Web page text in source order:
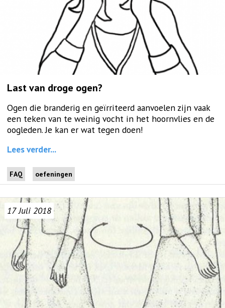
Last van droge ogen?
Ogen die branderig en geïrriteerd aanvoelen zijn vaak
een teken van te weinig vocht in het hoornvlies en de
oogleden. Je kan er wat tegen doen!
Lees verder...
FAQ oefeningen
17 Juli 2018